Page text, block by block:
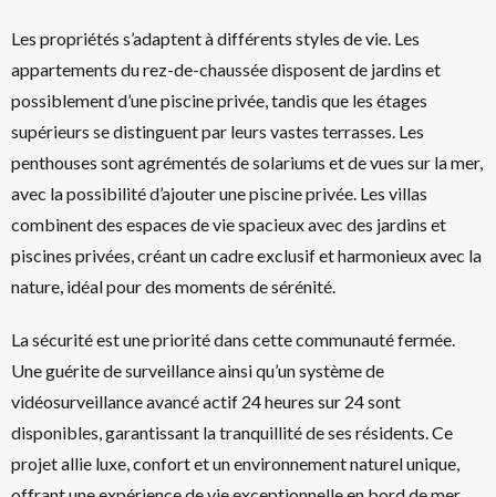
Les propriétés s’adaptent à différents styles de vie. Les
appartements du rez-de-chaussée disposent de jardins et
possiblement d’une piscine privée, tandis que les étages
supérieurs se distinguent par leurs vastes terrasses. Les
penthouses sont agrémentés de solariums et de vues sur la mer,
avec la possibilité d’ajouter une piscine privée. Les villas
combinent des espaces de vie spacieux avec des jardins et
piscines privées, créant un cadre exclusif et harmonieux avec la
nature, idéal pour des moments de sérénité.
La sécurité est une priorité dans cette communauté fermée.
Une guérite de surveillance ainsi qu’un système de
vidéosurveillance avancé actif 24 heures sur 24 sont
disponibles, garantissant la tranquillité de ses résidents. Ce
projet allie luxe, confort et un environnement naturel unique,